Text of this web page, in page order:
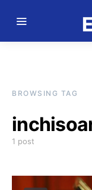
BROWSING TAG
1 post